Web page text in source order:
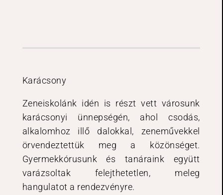
Karácsony
Zeneiskolánk idén is részt vett városunk
karácsonyi ünnepségén, ahol csodás,
alkalomhoz illő dalokkal, zeneművekkel
örvendeztettük meg a közönséget.
Gyermekkórusunk és tanáraink együtt
varázsoltak felejthetetlen, meleg
hangulatot a rendezvényre.